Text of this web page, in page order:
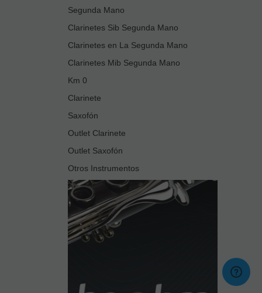
Segunda Mano
Clarinetes Sib Segunda Mano
Clarinetes en La Segunda Mano
Clarinetes Mib Segunda Mano
Km 0
Clarinete
Saxofón
Outlet Clarinete
Outlet Saxofón
Otros Instrumentos